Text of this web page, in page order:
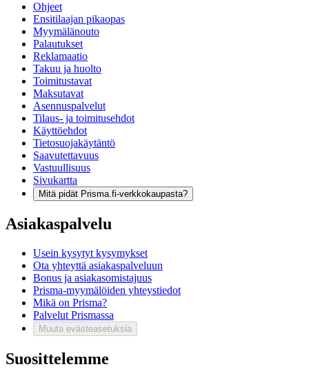
Ohjeet
Ensitilaajan pikaopas
Myymälänouto
Palautukset
Reklamaatio
Takuu ja huolto
Toimitustavat
Maksutavat
Asennuspalvelut
Tilaus- ja toimitusehdot
Käyttöehdot
Tietosuojakäytäntö
Saavutettavuus
Vastuullisuus
Sivukartta
Mitä pidät Prisma.fi-verkkokaupasta?
Asiakaspalvelu
Usein kysytyt kysymykset
Ota yhteyttä asiakaspalveluun
Bonus ja asiakasomistajuus
Prisma-myymälöiden yhteystiedot
Mikä on Prisma?
Palvelut Prismassa
Muuta evästeasetuksia
Suosittelemme